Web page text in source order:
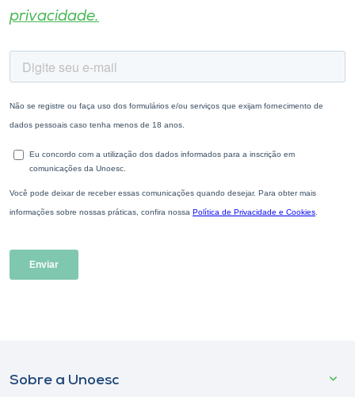
privacidade.
Sobre a Unoesc